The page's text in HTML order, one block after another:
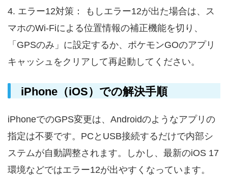
4. エラー12対策： もしエラー12が出た場合は、ス
マホのWi-Fiによる位置情報の補正機能を切り、
「GPSのみ」に設定するか、ポケモンGOのアプリ
キャッシュをクリアして再起動してください。
iPhone（iOS）での解決手順
iPhoneでのGPS変更は、Androidのようなアプリの
指定は不要です。PCとUSB接続するだけで内部シ
ステムが自動調整されます。しかし、最新のiOS 17
環境などではエラー12が出やすくなっています。